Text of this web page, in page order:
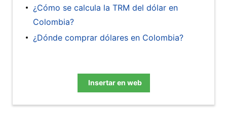
¿Cómo se calcula la TRM del dólar en
Colombia?
¿Dónde comprar dólares en Colombia?
Insertar en web